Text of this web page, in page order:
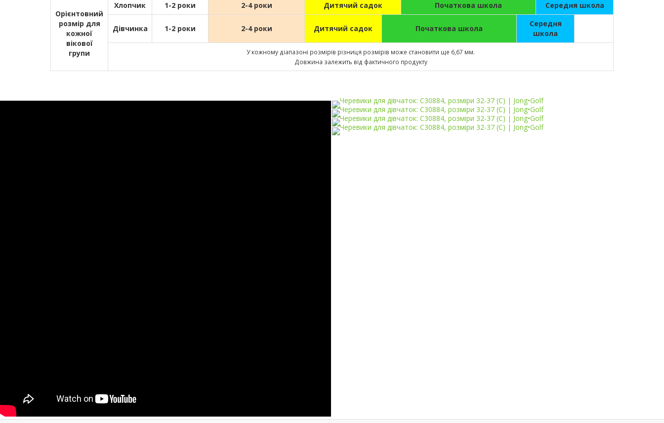
Орієнтовний
розмір для
кожної
вікової
групи
Хлопчик 1-2 роки 2-4 роки Дитячий садок Початкова школа Cередня школа
Дівчинка 1-2 роки 2-4 роки Дитячий садок Початкова школа
Cередня
школа
У кожному діапазоні розмірів різниця розмірів може становити ще 6,67 мм.
Довжина залежить від фактичного продукту